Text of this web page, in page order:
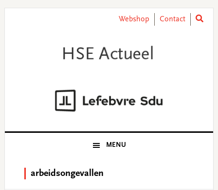
Webshop Contact
MENU
arbeidsongevallen